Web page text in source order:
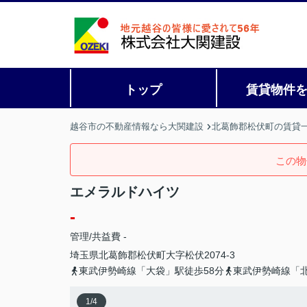
トップ 賃貸物件
越谷市の不動産情報なら大関建設 北葛飾郡松伏町の賃貸
この
エメラルドハイツ
-
管理/共益費 -
埼玉県北葛飾郡松伏町大字松伏2074-3
東武伊勢崎線「大袋」駅徒歩58分
東武伊勢崎線「
1/4